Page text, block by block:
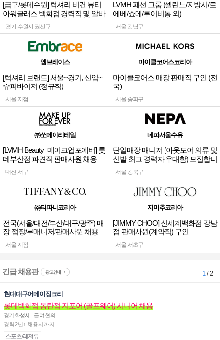
[급구/롯데수원] 럭셔리 비건 뷰티
아워글래스 백화점 경력직 및 알바
채용
경기 수원시 권선구
LVMH 패션 그룹 (셀린느/지방시/로
에베/쇼메/루이비통 외)
서울 강남구
엠브레이스
[럭셔리 브랜드] 서울~경기, 신입~
슈퍼바이저 (정규직)
서울 지점
마이클코어스코리아
마이클코어스 매장 판매직 구인 (전
국)
서울 송파구
㈜쏘메이리테일
[LVMH Beauty_메이크업포에버] 롯
데부산점 파견직 판매사원 채용
대전 서구
네파서울수유
단일매장 매니저 (아웃도어 의류 및
신발 최고 경력자 우대함) 모집합니
다.
서울 강북구
㈜티파니코리아
전국(서울/대전/부산/대구/광주) 매
장 점장/부매니저/판매사원 채용
서울 지점
지미추코리아
[JIMMY CHOO] 신세계백화점 강남
점 판매사원(계약직) 구인
서울 서초구
긴급 채용관 광고안내 1/ 2
현대대구어메이징크리
롯데백화점 동탄점 지포어 (골프웨어) 시니어 채용
경기 화성시
급여협의
경력2년↑ 채용시까지
스포츠/레져류